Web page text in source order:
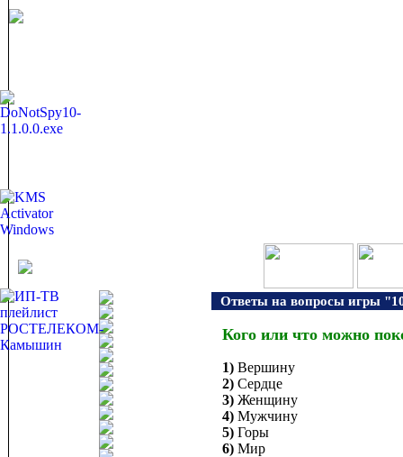
Ответы на вопросы игры
Кого или что можно
1) Вершину
2) Сердце
3) Женщину
4) Мужчину
5) Горы
6) Мир